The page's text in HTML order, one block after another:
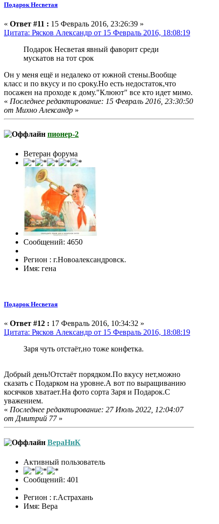
Подарок Несветая
« Ответ #11 : 15 Февраль 2016, 23:26:39 »
Цитата: Рясков Александр от 15 Февраль 2016, 18:08:19
Подарок Несветая явный фаворит среди
мускатов на тот срок
Он у меня ещё и недалеко от южной стены.Вообще
класс и по вкусу и по сроку.Но есть недостаток,что
посажен на проходе к дому."Клюют" все кто идет мимо.
« Последнее редактирование: 15 Февраль 2016, 23:30:50
от Михно Александр »
пионер-2
Ветеран форума
Сообщений: 4650
Регион : г.Новоалександровск.
Имя: гена
Подарок Несветая
« Ответ #12 : 17 Февраль 2016, 10:34:32 »
Цитата: Рясков Александр от 15 Февраль 2016, 18:08:19
Заря чуть отстаёт,но тоже конфетка.
Добрый день!Отстаёт порядком.По вкусу нет,можно
сказать с Подарком на уровне.А вот по выращиванию
косячков хватает.На фото сорта Заря и Подарок.С
уважением.
« Последнее редактирование: 27 Июль 2022, 12:04:07
от Дмитрий 77»
ВераНиК
Активный пользователь
Сообщений: 401
Регион : г.Астрахань
Имя: Вера